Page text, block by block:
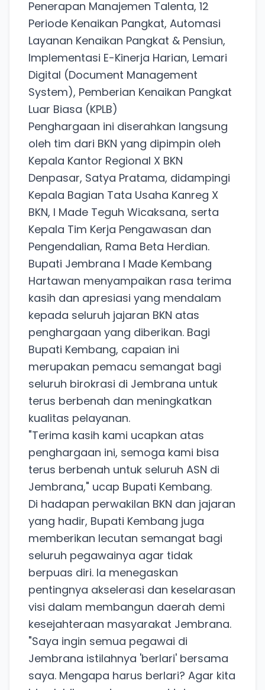
Penerapan Manajemen Talenta, 12
Periode Kenaikan Pangkat, Automasi
Layanan Kenaikan Pangkat & Pensiun,
Implementasi E-Kinerja Harian, Lemari
Digital (Document Management
System), Pemberian Kenaikan Pangkat
Luar Biasa (KPLB)
​Penghargaan ini diserahkan langsung
oleh tim dari BKN yang dipimpin oleh
Kepala Kantor Regional X BKN
Denpasar, Satya Pratama, didampingi
Kepala Bagian Tata Usaha Kanreg X
BKN, I Made Teguh Wicaksana, serta
Kepala Tim Kerja Pengawasan dan
Pengendalian, Rama Beta Herdian.
​Bupati Jembrana I Made Kembang
Hartawan menyampaikan rasa terima
kasih dan apresiasi yang mendalam
kepada seluruh jajaran BKN atas
penghargaan yang diberikan. Bagi
Bupati Kembang, capaian ini
merupakan pemacu semangat bagi
seluruh birokrasi di Jembrana untuk
terus berbenah dan meningkatkan
kualitas pelayanan.
​"Terima kasih kami ucapkan atas
penghargaan ini, semoga kami bisa
terus berbenah untuk seluruh ASN di
Jembrana," ucap Bupati Kembang.
​Di hadapan perwakilan BKN dan jajaran
yang hadir, Bupati Kembang juga
memberikan lecutan semangat bagi
seluruh pegawainya agar tidak
berpuas diri. Ia menegaskan
pentingnya akselerasi dan keselarasan
visi dalam membangun daerah demi
kesejahteraan masyarakat Jembrana.
​"Saya ingin semua pegawai di
Jembrana istilahnya 'berlari' bersama
saya. Mengapa harus berlari? Agar kita